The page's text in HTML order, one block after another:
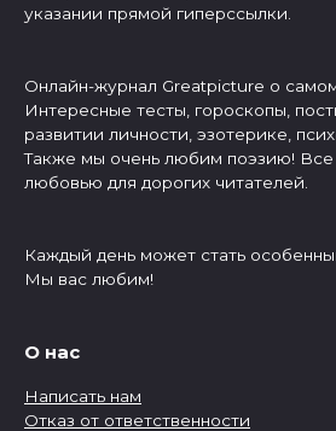
указании прямой гиперссылки.
Онлайн-журнал Greatpicture о
Интересные тесты, гороскопы,
развитии личности, эзотерике,
Также мы очень любим поэзию! Все
любовью для дорогих читателей.
Каждый день может стать
Мы вас любим!
О нас
Написать нам
Отказ от ответственности